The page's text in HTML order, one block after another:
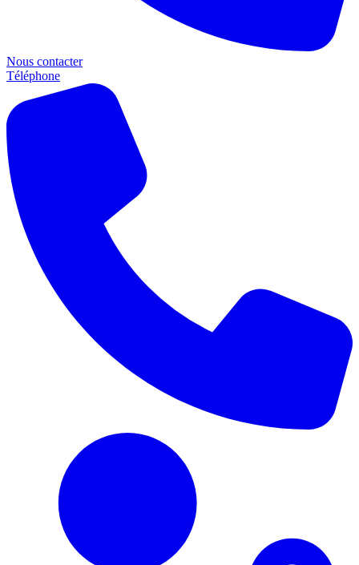
Nous contacter
Téléphone